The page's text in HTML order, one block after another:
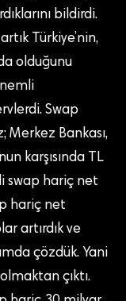
bildirdi.
Türkiye’nin,
olduğunu
Swap
Bankası,
karşısında TL
swap hariç net
hariç net
artırdık ve
çözdük. Yani
çıktı.